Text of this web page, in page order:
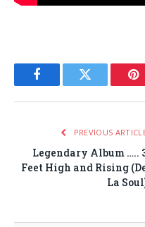
FacebookTwitter
PREVIOUS
Legendary Album …..
Feet High and Rising
La